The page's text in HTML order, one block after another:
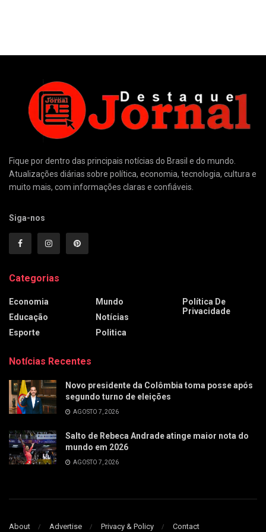
Fique por dentro das principais notícias do Brasil e do mundo.
Atualizações diárias sobre política, economia, tecnologia, cultura e
muito mais, com informações claras e confiáveis.
Siga-nos
Categorias
Economia
Educação
Esporte
Mundo
Notícias
Politica
Política De
Privacidade
Notícias Recentes
Novo presidente da Colômbia toma posse após
segundo turno de eleições
AGOSTO 7, 2026
Salto de Rebeca Andrade atinge maior nota do
mundo em 2026
AGOSTO 7, 2026
About Advertise Privacy & Policy Contact